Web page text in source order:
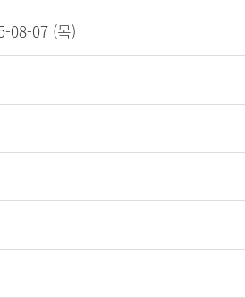
08-07 (목)